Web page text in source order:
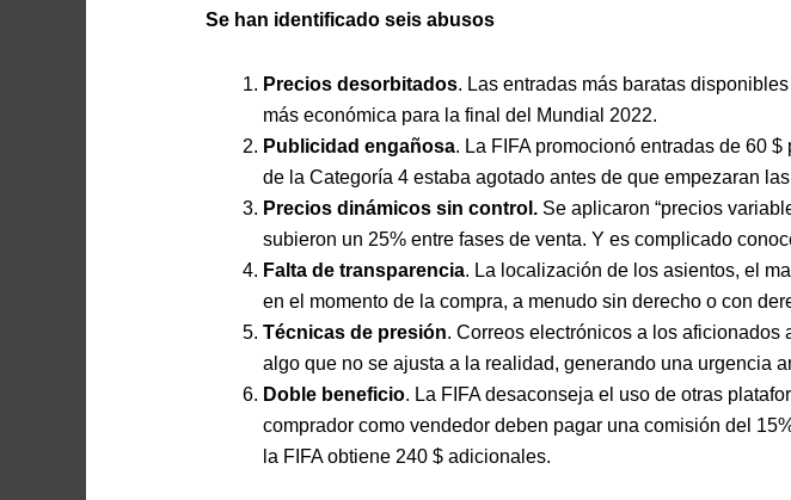
Se han identificado seis abusos
Precios desorbitados. Las entradas más baratas
más económica para la final del Mundial 2022.
Publicidad engañosa. La FIFA promocionó entradas de 60
de la Categoría 4 estaba agotado antes de que empezaran
Precios dinámicos sin control. Se aplicaron “precios
subieron un 25% entre fases de venta. Y es complicado
Falta de transparencia. La localización de los asientos, el
en el momento de la compra, a menudo sin derecho o con
Técnicas de presión. Correos electrónicos a los aficionados
algo que no se ajusta a la realidad, generando una urgencia
Doble beneficio. La FIFA desaconseja el uso de otras
comprador como vendedor deben pagar una comisión del
la FIFA obtiene 240 $ adicionales.